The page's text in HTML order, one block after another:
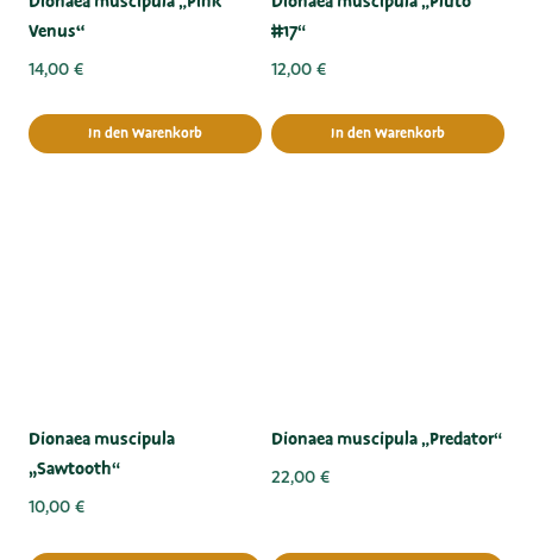
Venus“
14,00 €
In den Warenkorb
#17“
12,00 €
In den Warenkorb
Dionaea muscipula
„Sawtooth“
10,00 €
Dionaea muscipula „Predator“
22,00 €